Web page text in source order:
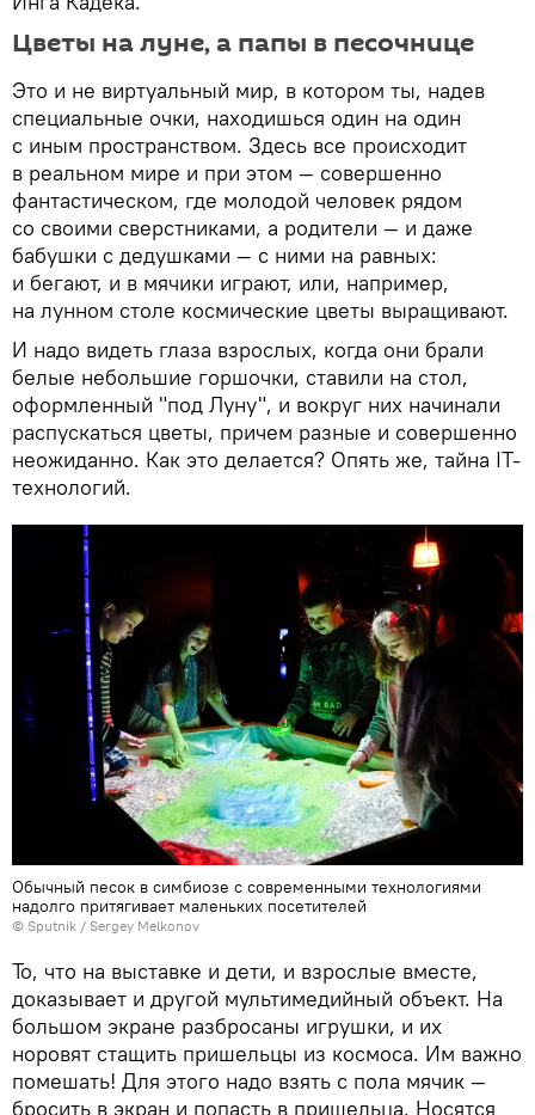
Цветы на луне, а папы в песочнице
Это и не виртуальный мир, в котором ты, надев
специальные очки, находишься один на один
с иным пространством. Здесь все происходит
в реальном мире и при этом — совершенно
фантастическом, где молодой человек рядом
со своими сверстниками, а родители — и даже
бабушки с дедушками — с ними на равных:
и бегают, и в мячики играют, или, например,
на лунном столе космические цветы выращивают.
И надо видеть глаза взрослых, когда они брали
белые небольшие горшочки, ставили на стол,
оформленный "под Луну", и вокруг них начинали
распускаться цветы, причем разные и совершенно
неожиданно. Как это делается? Опять же, тайна IT-
технологий.
Обычный песок в симбиозе с современными технологиями
надолго притягивает маленьких посетителей
© Sputnik / Sergey Melkonov
То, что на выставке и дети, и взрослые вместе,
доказывает и другой мультимедийный объект. На
большом экране разбросаны игрушки, и их
норовят стащить пришельцы из космоса. Им важно
помешать! Для этого надо взять с пола мячик —
бросить в экран и попасть в пришельца. Носятся